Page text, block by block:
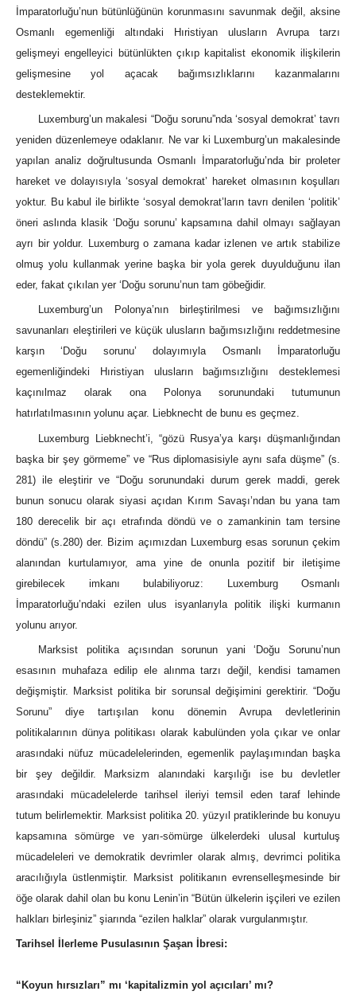
İmparatorluğu’nun bütünlüğünün korunmasını savunmak değil, aksine
Osmanlı egemenliği altındaki Hıristiyan ulusların Avrupa tarzı
gelişmeyi engelleyici bütünlükten çıkıp kapitalist ekonomik ilişkilerin
gelişmesine yol açacak bağımsızlıklarını kazanmalarını
desteklemektir.
Luxemburg’un makalesi “Doğu sorunu”nda ‘sosyal demokrat’ tavrı
yeniden düzenlemeye odaklanır. Ne var ki Luxemburg’un makalesinde
yapılan analiz doğrultusunda Osmanlı İmparatorluğu’nda bir proleter
hareket ve dolayısıyla ‘sosyal demokrat’ hareket olmasının koşulları
yoktur. Bu kabul ile birlikte ‘sosyal demokrat’ların tavrı denilen ‘politik’
öneri aslında klasik ‘Doğu sorunu’ kapsamına dahil olmayı sağlayan
ayrı bir yoldur. Luxemburg o zamana kadar izlenen ve artık stabilize
olmuş yolu kullanmak yerine başka bir yola gerek duyulduğunu ilan
eder, fakat çıkılan yer ‘Doğu sorunu’nun tam göbeğidir.
Luxemburg’un Polonya’nın birleştirilmesi ve bağımsızlığını
savunanları eleştirileri ve küçük ulusların bağımsızlığını reddetmesine
karşın ‘Doğu sorunu’ dolayımıyla Osmanlı İmparatorluğu
egemenliğindeki Hıristiyan ulusların bağımsızlığını desteklemesi
kaçınılmaz olarak ona Polonya sorunundaki tutumunun
hatırlatılmasının yolunu açar. Liebknecht de bunu es geçmez.
Luxemburg Liebknecht’i, “gözü Rusya’ya karşı düşmanlığından
başka bir şey görmeme” ve “Rus diplomasisiyle aynı safa düşme” (s.
281) ile eleştirir ve “Doğu sorunundaki durum gerek maddi, gerek
bunun sonucu olarak siyasi açıdan Kırım Savaşı’ndan bu yana tam
180 derecelik bir açı etrafında döndü ve o zamankinin tam tersine
döndü” (s.280) der. Bizim açımızdan Luxemburg esas sorunun çekim
alanından kurtulamıyor, ama yine de onunla pozitif bir iletişime
girebilecek imkanı bulabiliyoruz: Luxemburg Osmanlı
İmparatorluğu’ndaki ezilen ulus isyanlarıyla politik ilişki kurmanın
yolunu arıyor.
Marksist politika açısından sorunun yani ‘Doğu Sorunu’nun
esasının muhafaza edilip ele alınma tarzı değil, kendisi tamamen
değişmiştir. Marksist politika bir sorunsal değişimini gerektirir. “Doğu
Sorunu” diye tartışılan konu dönemin Avrupa devletlerinin
politikalarının dünya politikası olarak kabulünden yola çıkar ve onlar
arasındaki nüfuz mücadelelerinden, egemenlik paylaşımından başka
bir şey değildir. Marksizm alanındaki karşılığı ise bu devletler
arasındaki mücadelelerde tarihsel ileriyi temsil eden taraf lehinde
tutum belirlemektir. Marksist politika 20. yüzyıl pratiklerinde bu konuyu
kapsamına sömürge ve yarı-sömürge ülkelerdeki ulusal kurtuluş
mücadeleleri ve demokratik devrimler olarak almış, devrimci politika
aracılığıyla üstlenmiştir. Marksist politikanın evrenselleşmesinde bir
öğe olarak dahil olan bu konu Lenin’in “Bütün ülkelerin işçileri ve ezilen
halkları birleşiniz” şiarında “ezilen halklar” olarak vurgulanmıştır.
Tarihsel İlerleme Pusulasının Şaşan İbresi:
“Koyun hırsızları” mı ‘kapitalizmin yol açıcıları’ mı?